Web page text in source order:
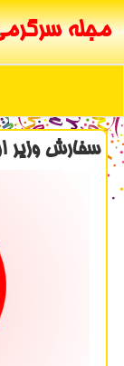
مجله
سفارش وزیر